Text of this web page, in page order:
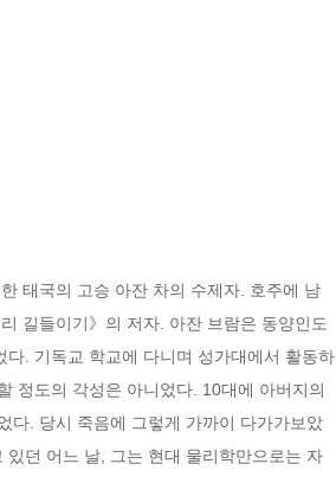
태국의 고승 아잔 차의 수제자. 호주에 남
길들이기》의 저자. 아잔 브람은 동양인도
. 기독교 학교에 다니며 성가대에서 활동하
정도의 각성은 아니었다. 10대에 아버지의
다. 당시 죽음에 그렇게 가까이 다가가보았
던 어느 날, 그는 현대 물리학만으로는 자